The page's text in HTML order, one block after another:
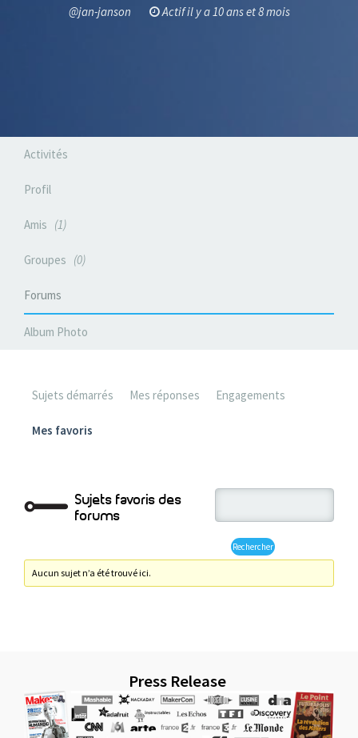
@jan-janson Actif il y a 10 ans et 8 mois
Activités
Profil
Amis 1
Groupes 0
Forums
Album Photo
Sujets démarrés Mes réponses Engagements
Mes favoris
Sujets favoris des
forums
Aucun sujet n’a été trouvé ici.
Press Release